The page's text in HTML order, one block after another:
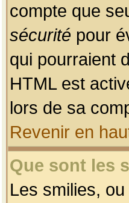
compte que
sécurité pour
qui pourraient
HTML est
lors de sa
Revenir en
Que sont les
Les smilies,